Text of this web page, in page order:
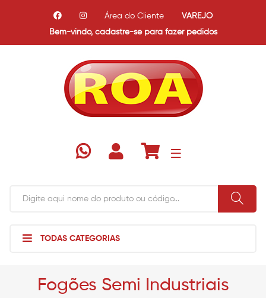
Bem-vindo, cadastre-se para fazer pedidos
Área do Cliente VAREJO
TODAS CATEGORIAS
Fogões Semi Industriais